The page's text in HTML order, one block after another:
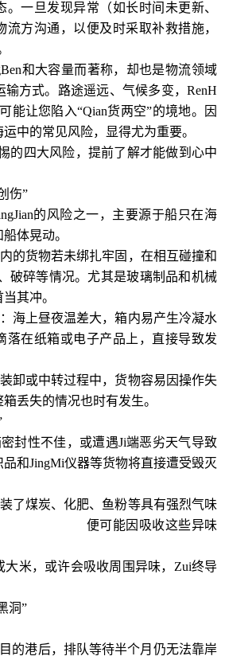
。一旦发现异常（如长时间未更新、
方沟通，以便及时采取补救措施，
和大容量而著称，却也是物流领域
输方式。路途遥远、气候多变，RenH
能让您陷入“Qian货两空”的境地。因
中的常见风险，显得尤为重要。
的四大风险，提前了解才能做到心中
伤”
的风险之一，主要源于船只在海
体晃动。
的货物若未绑扎牢固，在相互碰撞和
破碎等情况。尤其是玻璃制品和机械
其冲。
海上昼夜温差大，箱内易产生冷凝水
落在纸箱或电子产品上，直接导致发
卸或中转过程中，货物容易因操作失
丢失的情况也时有发生。
封性不佳，或遭遇Ji端恶劣天气导致
和JingMi仪器等货物将直接遭受毁灭
了煤炭、化肥、鱼粉等具有强烈气味
便可能因吸收这些异味
大米，或许会吸收周围异味，Zui终导
洞”
的港后，排队等待半个月仍无法靠岸